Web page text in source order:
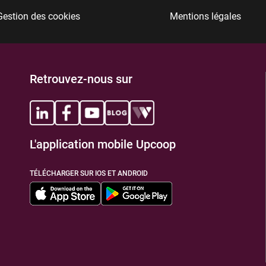
des cookies Mentions légales
Retrouvez-nous sur
L'application mobile Upcoop
TÉLÉCHARGER SUR IOS ET ANDROID